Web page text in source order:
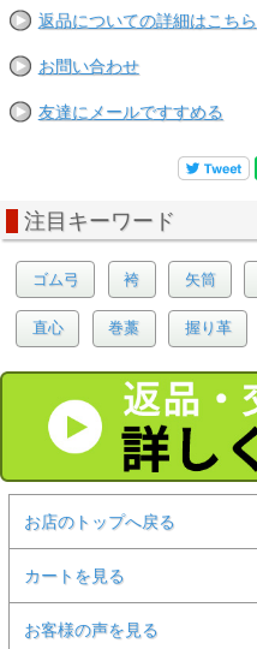
返品についての詳細はこちら
お問い合わせ
友達にメールですすめる
注目キーワード
ゴム弓 袴 矢筒
直心 巻藁 握り革
お店のトップへ戻る
カートを見る
お客様の声を見る